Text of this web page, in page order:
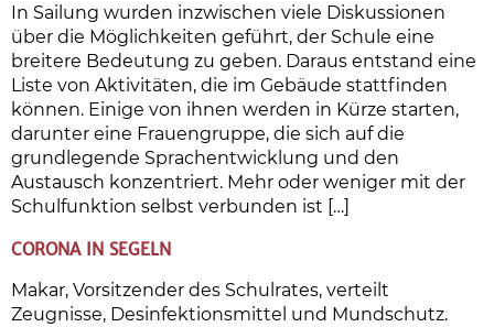
In Sailung wurden inzwischen viele Diskussionen
über die Möglichkeiten geführt, der Schule eine
breitere Bedeutung zu geben. Daraus entstand eine
Liste von Aktivitäten, die im Gebäude stattfinden
können. Einige von ihnen werden in Kürze starten,
darunter eine Frauengruppe, die sich auf die
grundlegende Sprachentwicklung und den
Austausch konzentriert. Mehr oder weniger mit der
Schulfunktion selbst verbunden ist […]
CORONA IN SEGELN
Makar, Vorsitzender des Schulrates, verteilt
Zeugnisse, Desinfektionsmittel und Mundschutz.